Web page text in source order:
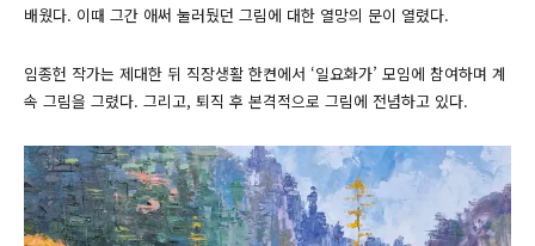
배웠다. 이때 그간 애써 눌러뒀던 그림에 대한 열망의 문이 열렸다.
임종헌 작가는 제대한 뒤 직장생활 한켠에서 ‘일요화가’ 모임에 참여하며 계
속 그림을 그렸다. 그리고, 퇴직 후 본격적으로 그림에 전념하고 있다.